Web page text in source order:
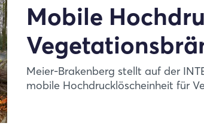
Mobile
Meier-Brakenberg stellt auf der
mobile Hochdrucklöscheinheit für